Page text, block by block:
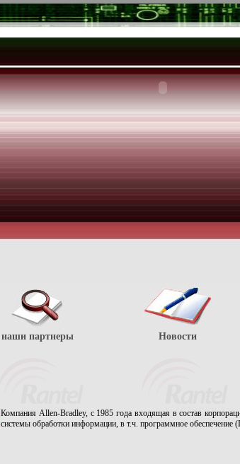
наши партнеры Новости
Компания Allen-Bradley, с 1985 года входящая в состав
системы обработки информации, в т.ч. программное обеспечение